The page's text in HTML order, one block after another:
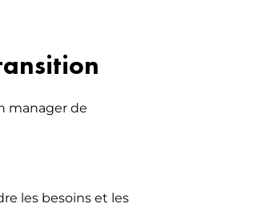
manager de
les besoins et les